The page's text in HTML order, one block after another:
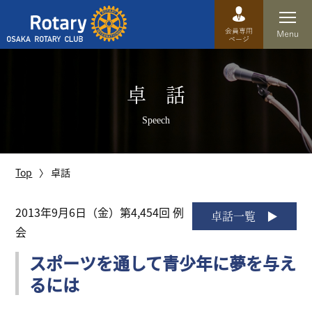
運営方針
歴史
特徴
理事・役員・委員会
卓 話
Speech
Top 卓話
卓話一覧
2013年9月6日（金）第4,454回 例
会
スポーツを通して青少年に夢を与え
るには